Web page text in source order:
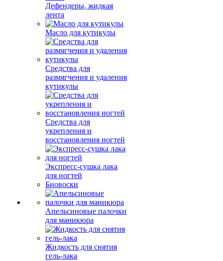
Дефендеры, жидкая
лента
Масло для кутикулы
Средства для
размягчения и удаления
кутикулы
Средства для
укрепления и
восстановления ногтей
Экспресс-сушка лака
для ногтей
Биовоски
Апельсиновые палочки
для маникюра
Жидкость для снятия
гель-лака